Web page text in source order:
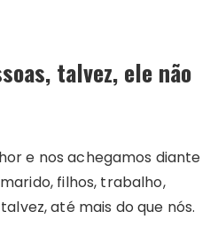
talvez, ele não
e nos achegamos diante
filhos, trabalho,
até mais do que nós.